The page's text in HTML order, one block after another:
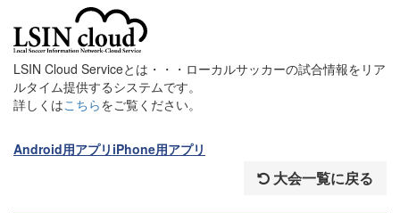
LSIN Cloud Serviceとは・・・ローカルサッカーの試合情報をリア
ルタイム提供するシステムです。
詳しくはこちらをご覧ください。
Android用アプリ iPhone用アプリ
大会一覧に戻る